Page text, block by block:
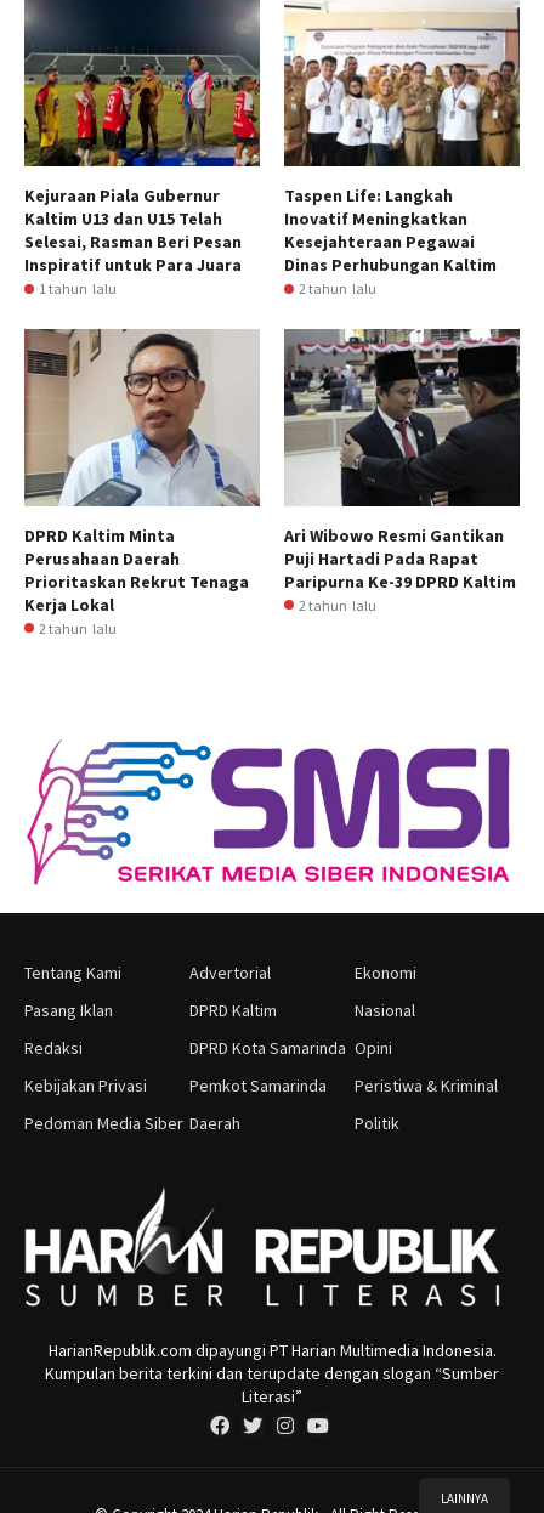
Kejuraan Piala Gubernur
Kaltim U13 dan U15 Telah
Selesai, Rasman Beri Pesan
Inspiratif untuk Para Juara
1 tahun lalu
Taspen Life: Langkah
Inovatif Meningkatkan
Kesejahteraan Pegawai
Dinas Perhubungan Kaltim
2 tahun lalu
DPRD Kaltim Minta
Perusahaan Daerah
Prioritaskan Rekrut Tenaga
Kerja Lokal
2 tahun lalu
Ari Wibowo Resmi Gantikan
Puji Hartadi Pada Rapat
Paripurna Ke-39 DPRD Kaltim
2 tahun lalu
LAINNYA
Tentang Kami
Pasang Iklan
Redaksi
Kebijakan Privasi
Pedoman Media Siber
Advertorial
DPRD Kaltim
DPRD Kota Samarinda
Pemkot Samarinda
Daerah
Ekonomi
Nasional
Opini
Peristiwa & Kriminal
Politik
HarianRepublik.com dipayungi PT Harian Multimedia Indonesia.
Kumpulan berita terkini dan terupdate dengan slogan “Sumber
Literasi”